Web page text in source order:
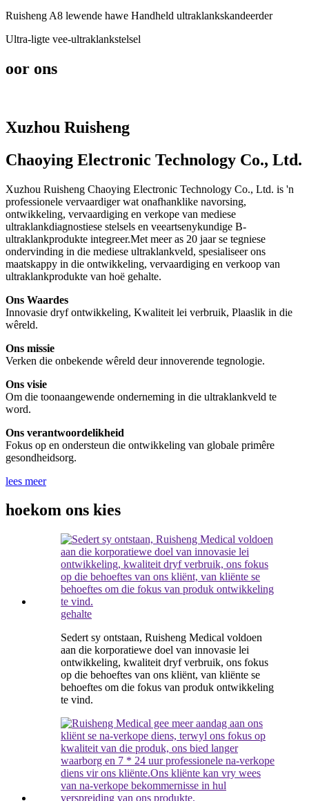
Ruisheng A8 lewende hawe Handheld ultraklankskandeerder
Ultra-ligte vee-ultraklankstelsel
oor ons
Xuzhou Ruisheng
Chaoying Electronic Technology Co., Ltd.
Xuzhou Ruisheng Chaoying Electronic Technology Co., Ltd. is 'n
professionele vervaardiger wat onafhanklike navorsing,
ontwikkeling, vervaardiging en verkope van mediese
ultraklankdiagnostiese stelsels en veeartsenykundige B-
ultraklankprodukte integreer.Met meer as 20 jaar se tegniese
ondervinding in die mediese ultraklankveld, spesialiseer ons
maatskappy in die ontwikkeling, vervaardiging en verkoop van
ultraklankprodukte van hoë gehalte.
Ons Waardes
Innovasie dryf ontwikkeling, Kwaliteit lei verbruik, Plaaslik in die
wêreld.
Ons missie
Verken die onbekende wêreld deur innoverende tegnologie.
Ons visie
Om die toonaangewende onderneming in die ultraklankveld te
word.
Ons verantwoordelikheid
Fokus op en ondersteun die ontwikkeling van globale primêre
gesondheidsorg.
lees meer
hoekom ons kies
gehalte
Sedert sy ontstaan, Ruisheng Medical voldoen
aan die korporatiewe doel van innovasie lei
ontwikkeling, kwaliteit dryf verbruik, ons fokus
op die behoeftes van ons kliënt, van kliënte se
behoeftes om die fokus van produk ontwikkeling
te vind.